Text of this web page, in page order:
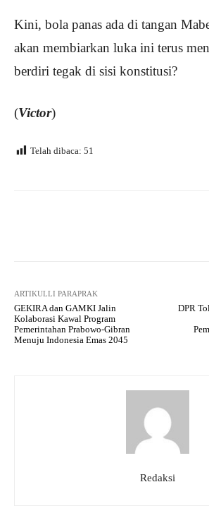
Kini, bola panas ada di tangan
akan membiarkan luka ini terus
berdiri tegak di sisi konstitusi?
(Victor)
Telah dibaca: 51
ARTIKULLI PARAPRAK
GEKIRA dan GAMKI Jalin
Kolaborasi Kawal Program
Pemerintahan Prabowo-Gibran
Menuju Indonesia Emas 2045
DPR
Redaksi